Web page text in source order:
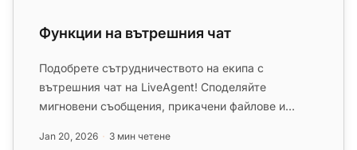
Функции на вътрешния чат
Подобрете сътрудничеството на екипа с
вътрешния чат на LiveAgent! Споделяйте
мигновени съобщения, прикачени файлове и
Jan 20, 2026 3 мин четене